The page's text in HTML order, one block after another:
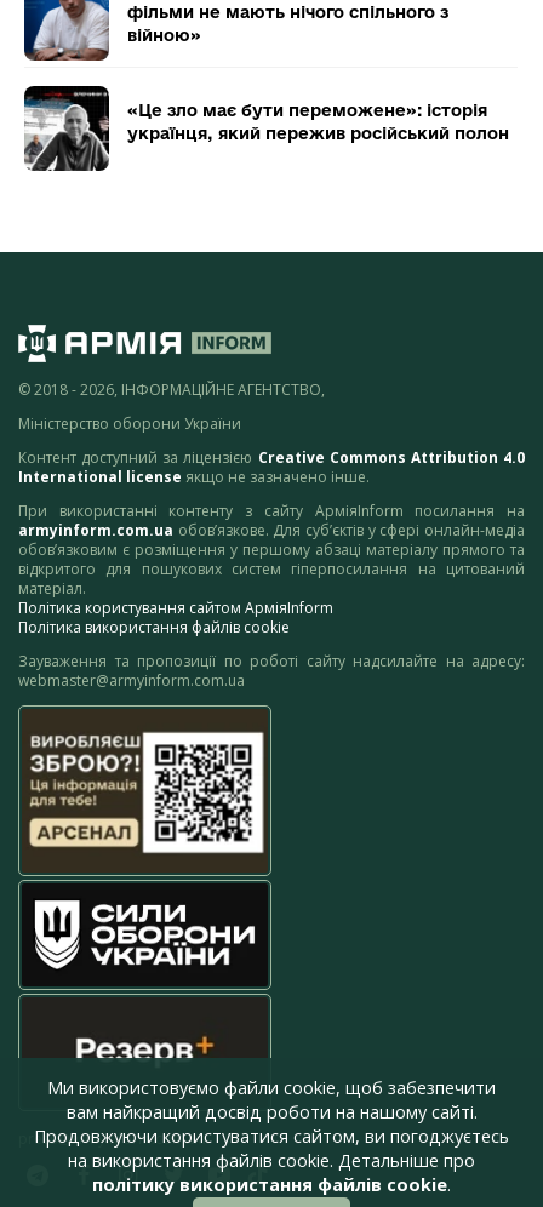
фільми не мають нічого спільного з
війною»
«Це зло має бути переможене»: історія
українця, який пережив російський полон
© 2018 - 2026, ІНФОРМАЦІЙНЕ АГЕНТСТВО,
Міністерство оборони України
Контент доступний за ліцензією Creative Commons Attribution 4.0
International license якщо не зазначено інше.
При використанні контенту з сайту АрміяInform посилання на
armyinform.com.ua обов’язкове. Для суб’єктів у сфері онлайн-медіа
обов’язковим є розміщення у першому абзаці матеріалу прямого та
відкритого для пошукових систем гіперпосилання на цитований
матеріал.
Політика користування сайтом АрміяInform
Політика використання файлів cookie
Зауваження та пропозиції по роботі сайту надсилайте на адресу:
webmaster@armyinform.com.ua
press@armyinform.com.ua
Ми використовуємо файли cookie, щоб забезпечити
вам найкращий досвід роботи на нашому сайті.
Продовжуючи користуватися сайтом, ви погоджуєтесь
на використання файлів cookie. Детальніше про
політику використання файлів cookie.